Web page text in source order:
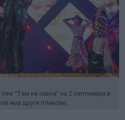
"Там на завоя" на 2 септември в
има други планове.